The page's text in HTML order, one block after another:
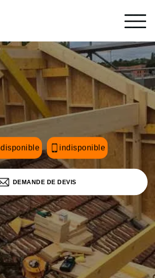
indisponible
DEMANDE DE DEVIS